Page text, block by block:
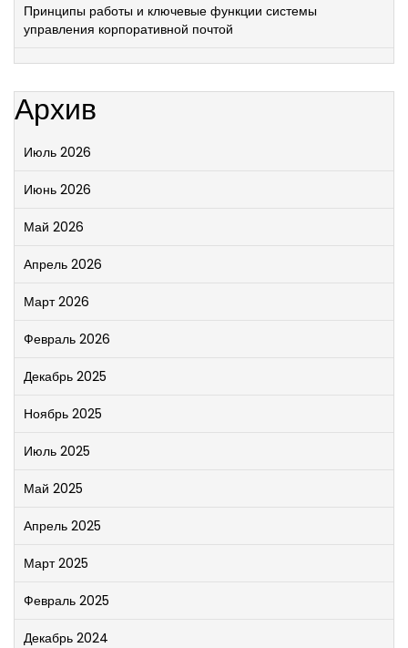
Принципы работы и ключевые функции системы
управления корпоративной почтой
Архив
Июль 2026
Июнь 2026
Май 2026
Апрель 2026
Март 2026
Февраль 2026
Декабрь 2025
Ноябрь 2025
Июль 2025
Май 2025
Апрель 2025
Март 2025
Февраль 2025
Декабрь 2024